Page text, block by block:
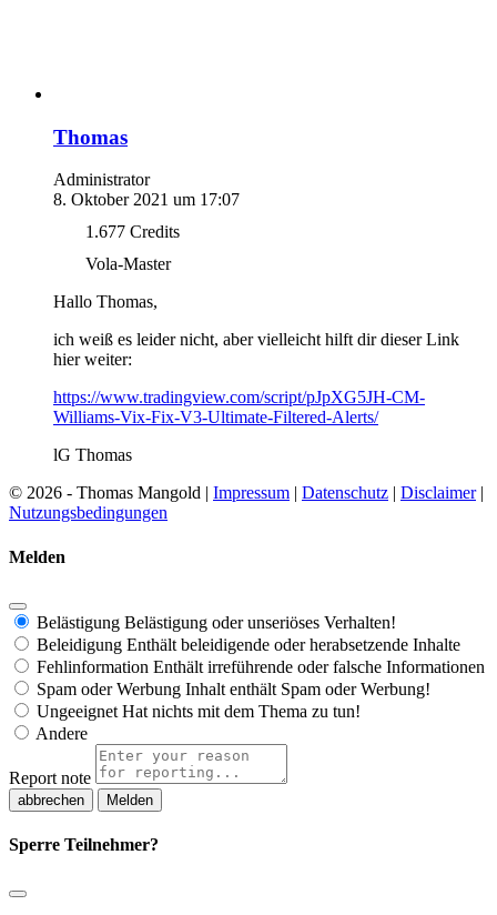
Thomas
Administrator
8. Oktober 2021 um 17:07
1.677 Credits
Vola-Master
Hallo Thomas,
ich weiß es leider nicht, aber vielleicht hilft dir dieser Link
hier weiter:
https://www.tradingview.com/script/pJpXG5JH-CM-
Williams-Vix-Fix-V3-Ultimate-Filtered-Alerts/
lG Thomas
© 2026 - Thomas Mangold | Impressum | Datenschutz | Disclaimer|
Nutzungsbedingungen
Melden
Belästigung Belästigung oder unseriöses Verhalten!
Beleidigung Enthält beleidigende oder herabsetzende Inhalte
Fehlinformation Enthält irreführende oder falsche Informationen
Spam oder Werbung Inhalt enthält Spam oder Werbung!
Ungeeignet Hat nichts mit dem Thema zu tun!
Andere
Report note
Melden
Sperre Teilnehmer?